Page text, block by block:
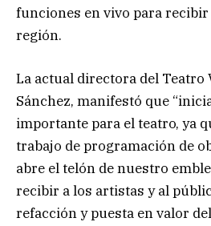
funciones en vivo para
región.
La actual directora del Teatro
Sánchez, manifestó que
importante para el teatro, ya
trabajo de programación de
abre el telón de nuestro
recibir a los artistas y al
refacción y puesta en valor